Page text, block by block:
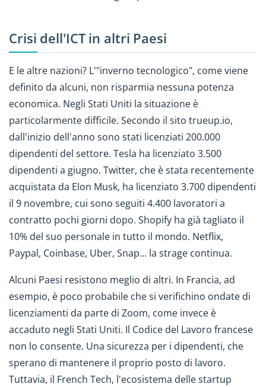
Crisi dell'ICT in altri Paesi
E le altre nazioni? L'"inverno tecnologico", come viene
definito da alcuni, non risparmia nessuna potenza
economica. Negli Stati Uniti la situazione è
particolarmente difficile. Secondo il sito trueup.io,
dall'inizio dell'anno sono stati licenziati 200.000
dipendenti del settore. Tesla ha licenziato 3.500
dipendenti a giugno. Twitter, che è stata recentemente
acquistata da Elon Musk, ha licenziato 3.700 dipendenti
il 9 novembre, cui sono seguiti 4.400 lavoratori a
contratto pochi giorni dopo. Shopify ha già tagliato il
10% del suo personale in tutto il mondo. Netflix,
Paypal, Coinbase, Uber, Snap... la strage continua.
Alcuni Paesi resistono meglio di altri. In Francia, ad
esempio, è poco probabile che si verifichino ondate di
licenziamenti da parte di Zoom, come invece è
accaduto negli Stati Uniti. Il Codice del Lavoro francese
non lo consente. Una sicurezza per i dipendenti, che
sperano di mantenere il proprio posto di lavoro.
Tuttavia, il French Tech, l'ecosistema delle startup